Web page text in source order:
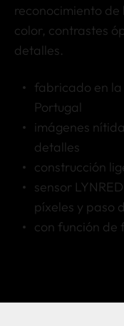
reconocimiento
color, contrastes
detalles.
fabricado en
Portugal
imágenes
detalles
construcción
sensor
píxeles y paso
con función de